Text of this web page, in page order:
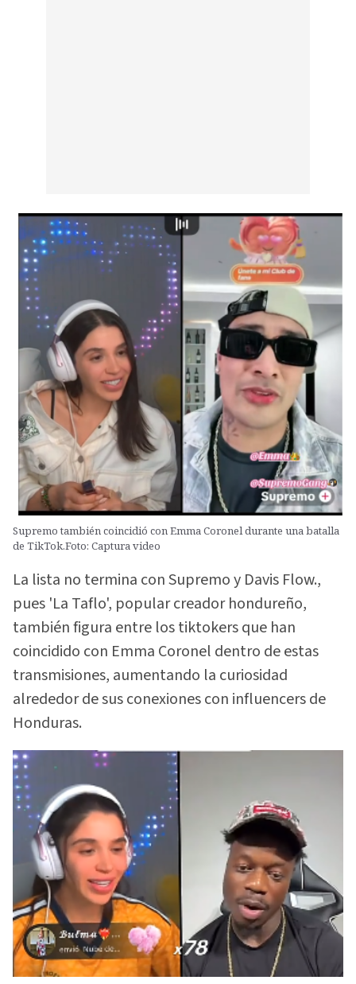
Supremo también coincidió con Emma Coronel durante una batalla
de TikTok.Foto: Captura video
La lista no termina con Supremo y Davis Flow.,
pues 'La Taflo', popular creador hondureño,
también figura entre los tiktokers que han
coincidido con Emma Coronel dentro de estas
transmisiones, aumentando la curiosidad
alrededor de sus conexiones con influencers de
Honduras.